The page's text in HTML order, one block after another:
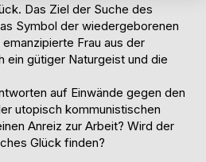
Das Ziel der Suche des
Symbol der wiedergeborenen
Frau aus der
ein gütiger Naturgeist und die
auf Einwände gegen den
utopisch kommunistischen
Anreiz zur Arbeit? Wird der
Glück finden?